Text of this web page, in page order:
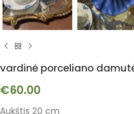
vardinė porceliano
€60.00
Aukštis 20 cm